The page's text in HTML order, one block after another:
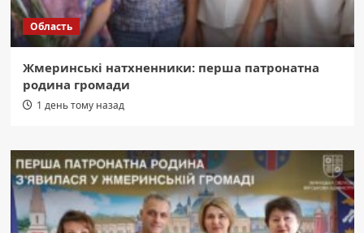
Область
Жмеринські натхненники: перша патронатна
родина громади
1 день тому назад